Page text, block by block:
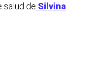
salud de Silvina